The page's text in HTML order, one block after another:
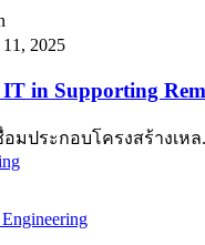
2025
in Supporting
มประกอบโครงสร้างเหล